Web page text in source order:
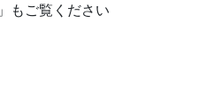
」もご覧ください